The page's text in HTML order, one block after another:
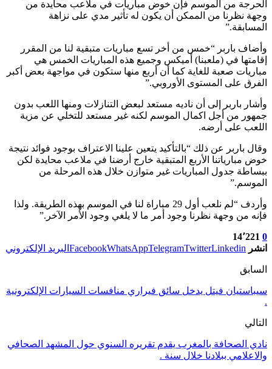
الحرجة من الموسم فإن خوض مباريات في ملاعب محايدة من
وجهة نظرنا من الممكن أن يكون له تأثير مدي على نزاهة
المسابقة.”
وأضاف باربر “خمس من أخر تسع مباريات متبقية لنا من المقرر
إقامتها في (ملعبنا) أميكس وجميع هذه المباريات الخمس هي
مباريات صعبة للغاية كما أن أربع منها ستكون في مواجهة بعض أكبر
الفرق على المستوى الأوروبي.”
وأشار باربر إلى أن ناديه مستعد لبعض التنازلات ومنها اللعب بدون
جمهور من أجل اكمال الموسم لكنه غير مستعد للتخلي عن مزية
اللعب على أرضه.
وقال باربر عن ذلك “بالتأكيد يتعين علينا الاعتراف بوجود فوائد نتيجة
خوض مبارياتنا الأربع المتبقية خارج أرضنا في ملاعب محايدة لكن
ببساطة جدول المباريات غير متوازن خلال هذه المرحلة من
الموسم.”
وأردف “لم نلعب أول 29 مباراة لنا في الموسم بهذه الطريقة. ولذا
فإنه من وجهة نظرنا وجود أمر ما لا يلغي وجود الأمر الآخر.”
0 14٬221
انشر
FacebookWhatsAppTelegramTwitterLinkedin البريد الإلكتروني
السابق
سيباستيان فيتل يدخل سائق فيراري منافسات السيارات الإلكترونية
.
التالي
نادي الصحافة بالمغرب يقدم تقريره السنوي حول المشهد الصحافي
والاعلامي ببلادنا خلال سنة .